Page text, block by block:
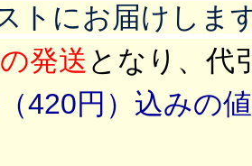
トにお届けしま
発送 となり、代
420円）込みの